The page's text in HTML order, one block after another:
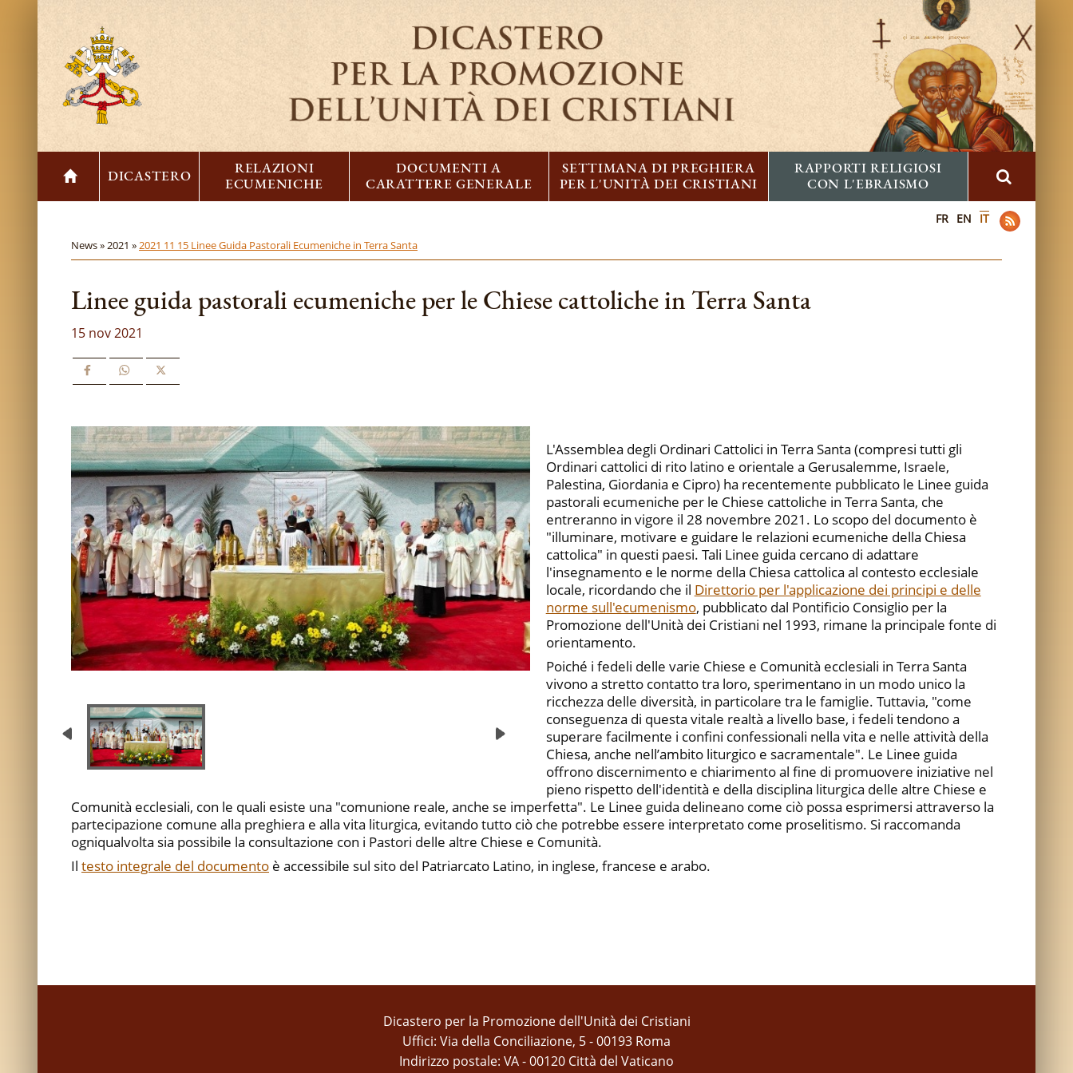
DICASTERO
RELAZIONI
ECUMENICHE
DOCUMENTI A
CARATTERE GENERALE
SETTIMANA DI PREGHIERA
PER L'UNITÀ DEI CRISTIANI
RAPPORTI RELIGIOSI
CON L'EBRAISMO
FR EN IT
News »2021 »2021 11 15 Linee Guida Pastorali Ecumeniche in Terra Santa
Linee guida pastorali ecumeniche per le Chiese cattoliche in Terra Santa
15 nov 2021
L'Assemblea degli Ordinari Cattolici in Terra Santa (compresi tutti gli
Ordinari cattolici di rito latino e orientale a Gerusalemme, Israele,
Palestina, Giordania e Cipro) ha recentemente pubblicato le Linee guida
pastorali ecumeniche per le Chiese cattoliche in Terra Santa, che
entreranno in vigore il 28 novembre 2021. Lo scopo del documento è
"illuminare, motivare e guidare le relazioni ecumeniche della Chiesa
cattolica" in questi paesi. Tali Linee guida cercano di adattare
l'insegnamento e le norme della Chiesa cattolica al contesto ecclesiale
locale, ricordando che il Direttorio per l'applicazione dei principi e delle
norme sull'ecumenismo, pubblicato dal Pontificio Consiglio per la
Promozione dell'Unità dei Cristiani nel 1993, rimane la principale fonte di
orientamento.
Poiché i fedeli delle varie Chiese e Comunità ecclesiali in Terra Santa
vivono a stretto contatto tra loro, sperimentano in un modo unico la
ricchezza delle diversità, in particolare tra le famiglie. Tuttavia, "come
conseguenza di questa vitale realtà a livello base, i fedeli tendono a
superare facilmente i confini confessionali nella vita e nelle attività della
Chiesa, anche nell’ambito liturgico e sacramentale". Le Linee guida
offrono discernimento e chiarimento al fine di promuovere iniziative nel
pieno rispetto dell'identità e della disciplina liturgica delle altre Chiese e
Comunità ecclesiali, con le quali esiste una "comunione reale, anche se imperfetta". Le Linee guida delineano come ciò possa esprimersi attraverso la
partecipazione comune alla preghiera e alla vita liturgica, evitando tutto ciò che potrebbe essere interpretato come proselitismo. Si raccomanda
ogniqualvolta sia possibile la consultazione con i Pastori delle altre Chiese e Comunità.
Il testo integrale del documento è accessibile sul sito del Patriarcato Latino, in inglese, francese e arabo.
Dicastero per la Promozione dell'Unità dei Cristiani
Uffici: Via della Conciliazione, 5 - 00193 Roma
Indirizzo postale: VA - 00120 Città del Vaticano